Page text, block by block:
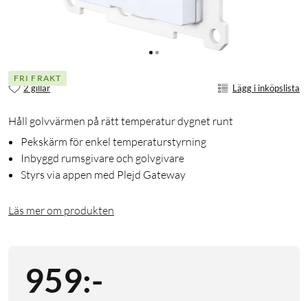
FRI FRAKT
2 gillar Lägg i inköpslista
Håll golvvärmen på rätt temperatur dygnet runt
Pekskärm för enkel temperaturstyrning
Inbyggd rumsgivare och golvgivare
Styrs via appen med Plejd Gateway
Läs mer om produkten
959:-